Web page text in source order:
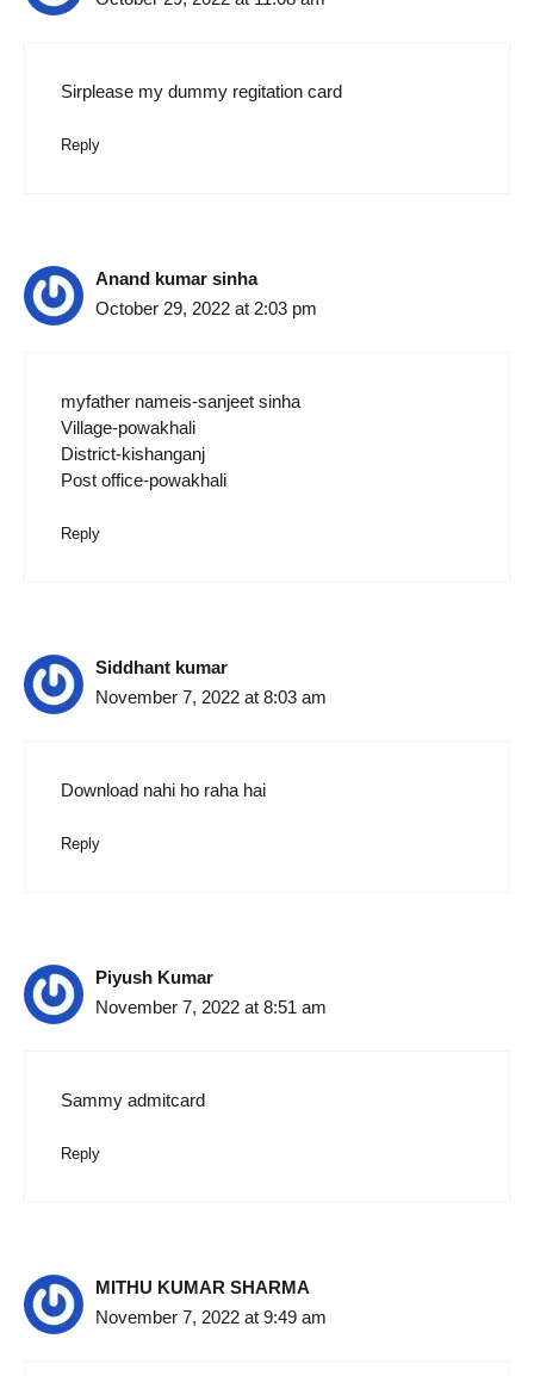
Sirplease my dummy regitation card
Reply
Anand kumar sinha
October 29, 2022 at 2:03 pm
myfather nameis-sanjeet sinha
Village-powakhali
District-kishanganj
Post office-powakhali
Reply
Siddhant kumar
November 7, 2022 at 8:03 am
Download nahi ho raha hai
Reply
Piyush Kumar
November 7, 2022 at 8:51 am
Sammy admitcard
Reply
MITHU KUMAR SHARMA
November 7, 2022 at 9:49 am